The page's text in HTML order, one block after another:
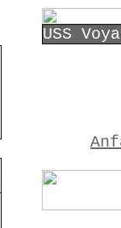
USS